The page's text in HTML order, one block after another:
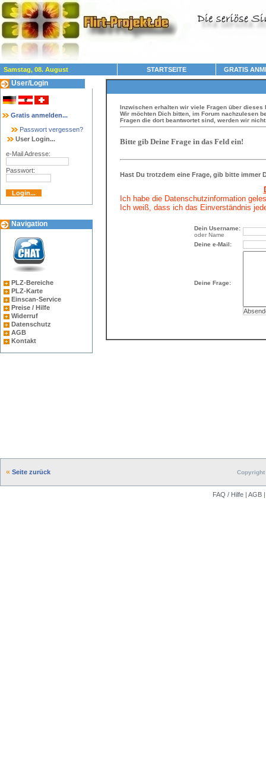
Samstag, 08. August STARTSEITE GRATIS
User/Login
Gratis anmelden...
Passwort vergessen?
User Login...
e-Mail Adresse:
Passwort:
Navigation
PLZ-Bereiche
PLZ-Karte
Einscan-Service
Preise / Hilfe
Widerruf
Datenschutz
AGB
Kontakt
Inzwischen erhalten wir viele Fragen über dieses
Wir möchten Dich bitten, im Forum nachzulesen
Fragen die dort beantwortet sind, werden wir
Bitte gib Deine Frage in das Feld ein!
Hast Du trotzdem eine Frage, gib bitte immer
Ich habe die Datenschutzinformation
Ich weiß, dass ich das Einverständnis
Dein Username:
oder Name
Deine e-Mail:
Deine Frage:
Seite zurück
FAQ / Hilfe | AGB